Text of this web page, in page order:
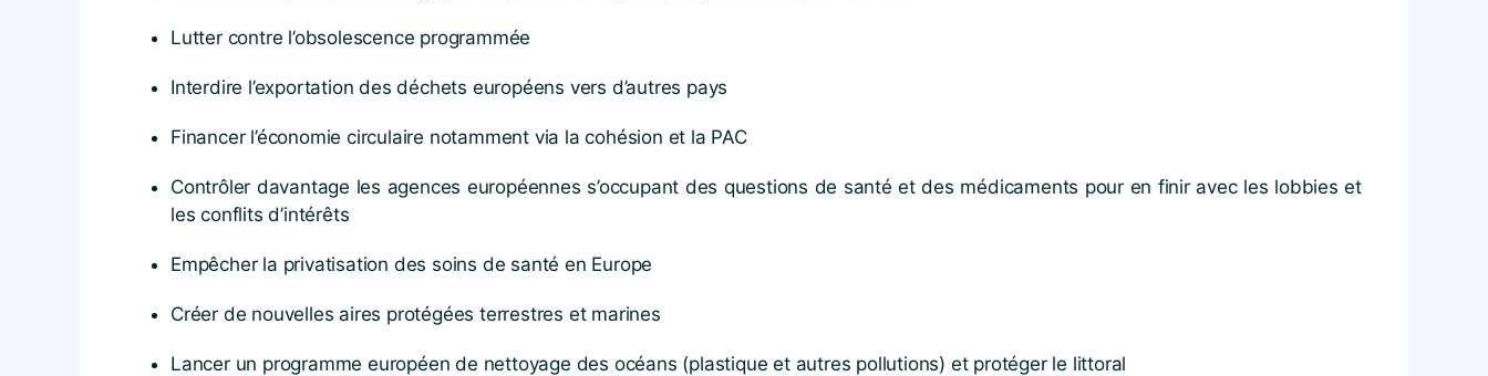
Lutter contre l’obsolescence programmée
Interdire l’exportation des déchets européens vers d’autres pays
Financer l’économie circulaire notamment via la cohésion et la PAC
Contrôler davantage les agences européennes s’occupant des questions de santé et des médicaments pour en finir avec les lobbies et
les conflits d’intérêts
Empêcher la privatisation des soins de santé en Europe
Créer de nouvelles aires protégées terrestres et marines
Lancer un programme européen de nettoyage des océans (plastique et autres pollutions) et protéger le littoral